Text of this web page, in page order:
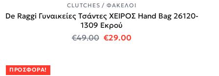
CLUTCHES / ΦΆΚΕΛΟΙ
De Raggi Γυναικείες Τσάντες ΧΕΙΡΟΣ Hand Bag 26120-
1309 Εκρού
€49.00 Original price was: €49.00.
€29.00Η τρέχουσα τιμή
ΠΡΟΣΦΟΡΆ!